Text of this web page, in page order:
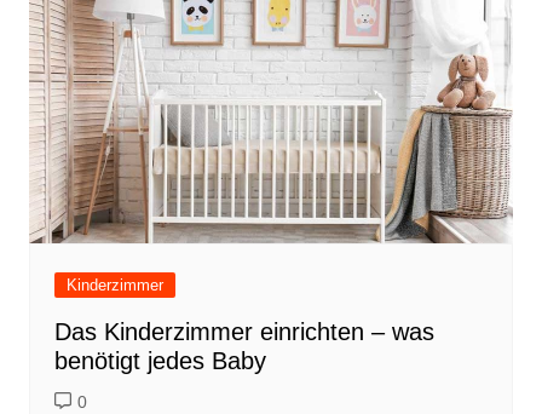
Kinderzimmer
Das Kinderzimmer einrichten – was
benötigt jedes Baby
0